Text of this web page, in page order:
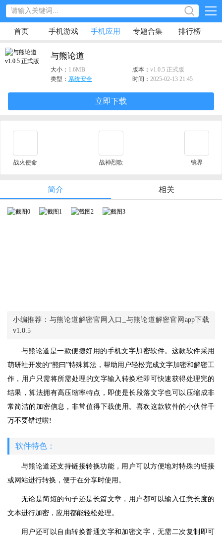
首页 手机游戏 手机应用 专题合集 排行榜
与熊论道
大小： 1.6MB 版本： v1.0.5 正式版
类型： 系统安全 时间： 2025-02-13 21:45
立即下载
战火使命 战神烈歌 镜界
简介 相关
小编推荐：与熊论道解密官网入口_与熊论道解密官网app下载
v1.0.5
与熊论道是一款便捷好用的手机文字加密软件。这款软件采用
萌研社开发的“熊曰”特殊算法，帮助用户轻松完成文字加密和解密工
作，用户只需将所需处理的文字输入转换栏即可快速获得处理完的
结果，算法拥有高压缩率特点，即使是长段落文字也可以压缩成非
常简洁的加密信息，非常值得下载使用。喜欢这款软件的小伙伴千
万不要错过啦!
软件特色：
与熊论道还支持链接转换功能，用户可以方便地对特殊的链接
或网站进行转换，便于在分享时使用。
无论是简短的句子还是长篇文章，用户都可以输入任意长度的
文本进行加密，应用都能轻松处理。
用户还可以自由转换普通文字和加密文字，无需二次复制即可